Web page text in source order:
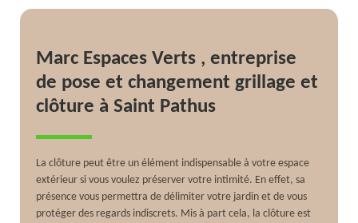
Marc Espaces Verts , entreprise
de pose et changement grillage et
clôture à Saint Pathus
La clôture peut être un élément indispensable à votre espace
extérieur si vous voulez préserver votre intimité. En effet, sa
présence vous permettra de délimiter votre jardin et de vous
protéger des regards indiscrets. Mis à part cela, la clôture est